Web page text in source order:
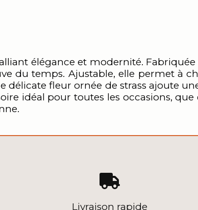
élégance et modernité.
du temps. Ajustable, elle permet à
fleur ornée de strass ajoute
idéal pour toutes les occasions,

Livraison rapide